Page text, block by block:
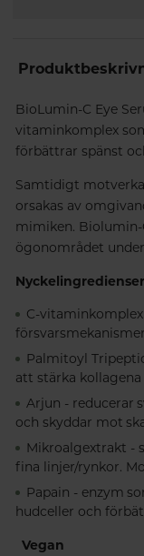
BioLumin-C Eye
vitaminkomplex
förbättrar spänst
Samtidigt
orsakas av
mimiken. Biolumin-
ögonområdet
C-
Palmitoyl
att stärka kollagena
Arjun - reducerar
och skyddar mot
Mikroalgextrakt -
fina linjer/rynkor.
Papain - enzym
hudceller och
Vegan